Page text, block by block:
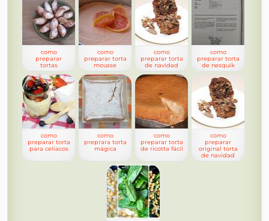
como
preparar
tortas
como
preparar torta
mousse
como
preparar torta
de navidad
como
preparar torta
de nesquik
como
preparar torta
para celiacos
como
preprara torta
mágica
como
preparar torta
de ricotta fácil
como
preparar
original torta
de navidad